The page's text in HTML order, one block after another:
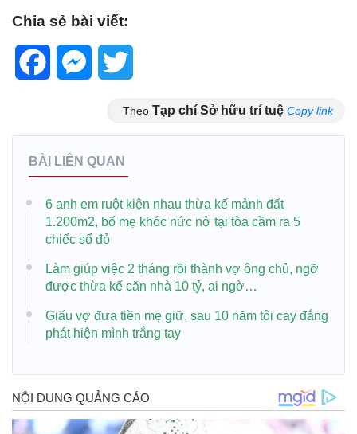
Chia sẻ bài viết:
FacebookMessenger
Theo Tạp chí Sở hữu trí tuệ Copy link
BÀI LIÊN QUAN
6 anh em ruột kiện nhau thừa kế mảnh đất
1.200m2, bố mẹ khóc nức nở tại tòa cầm ra 5
chiếc sổ đỏ
Làm giúp việc 2 tháng rồi thành vợ ông chủ, ngỡ
được thừa kế căn nhà 10 tỷ, ai ngờ…
Giấu vợ đưa tiền mẹ giữ, sau 10 năm tôi cay đắng
phát hiện mình trắng tay